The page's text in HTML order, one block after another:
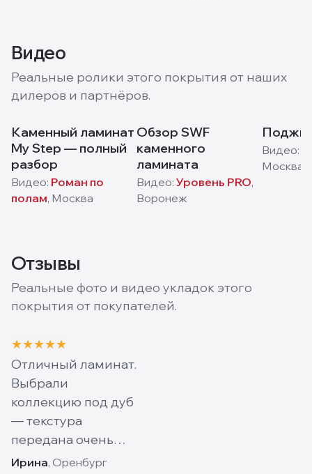
Видео
Реальные ролики этого покрытия от наших
дилеров и партнёров.
Каменный ламинат
My Step — полный
разбор
Видео: Роман по
полам, Москва
Обзор SWF
каменного
ламината
Видео: Уровень PRO,
Воронеж
Видео:
Москва
Отзывы
Реальные фото и видео укладок этого
покрытия от покупателей.
★★★★★
Отличный ламинат.
Выбрали
коллекцию под дуб
— текстура
передана очень
натурально, на
Ирина, Оренбург